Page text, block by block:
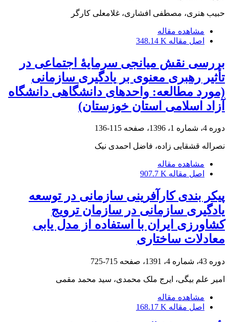
حبیب هنری، مصطفی افشاری، غلامعلی کارگر
مشاهده مقاله
اصل مقاله 348.14 K
بررسی نقش میانجی سرمایۀ اجتماعی در
تأثیر رهبری معنوی بر یادگیری سازمانی
(مورد مطالعه: واحدهای دانشگاهی دانشگاه
آزاد اسلامی استان خوزستان)
دوره 4، شماره 1، 1396، صفحه 115-136
نصراله قشقایی زاده، فاضل احمدی نیک
مشاهده مقاله
اصل مقاله 907.7 K
پیکر بندی کارآفرینی سازمانی در توسعه
یادگیری سازمانی در سازمان ترویج
کشاورزی ایران با استفاده از مدل یابی
معادلات ساختاری
دوره 43، شماره 4، 1391، صفحه 715-725
امیر علم بیگی، ایرج ملک محمدی، سید محمد مقمی
مشاهده مقاله
اصل مقاله 168.17 K